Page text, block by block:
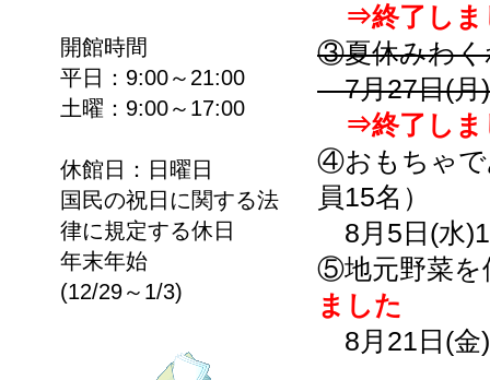
⇒終了しま
③夏休みわく
7月27日(月
⇒終了しま
④おもちゃで
員15名）
8月5日(水
⑤地元野菜を
ました
8月21日(金
開館時間
平日：9:00～21:00
土曜：9:00～17:00
休館日：日曜日
国民の祝日に関する法
律に規定する休日
年末年始
(12/29～1/3)